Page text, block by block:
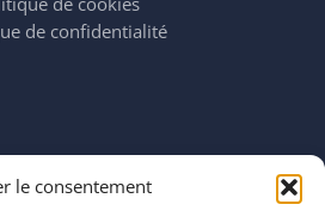
le consentement
de confidentialité
11:00–23:00